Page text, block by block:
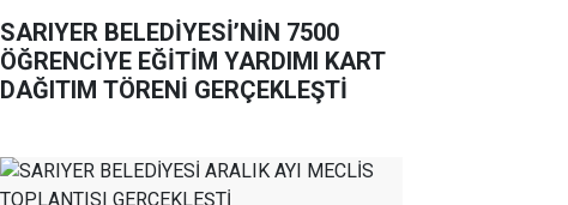
SARIYER BELEDİYESİ’NİN 7500
ÖĞRENCİYE EĞİTİM YARDIMI KART
DAĞITIM TÖRENİ GERÇEKLEŞTİ